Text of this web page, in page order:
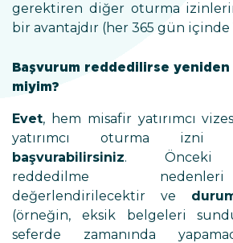
gerektiren diğer oturma
bir avantajdır (her 365 gün içinde
Başvurum reddedilirse
miyim?
Evet, hem misafir yatırımcı
yatırımcı oturma izni
başvurabilirsiniz. Önceki
reddedilme
değerlendirilecektir ve
(örneğin, eksik belgeleri
seferde zamanında